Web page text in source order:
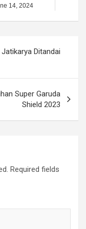
14, 2024
Ditandai
Super Garuda
Shield 2023
Required fields